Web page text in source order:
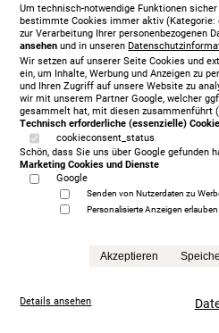
statt
Um technisch-notwendige Funktionen
bestimmte Cookies immer aktiv
zur Verarbeitung Ihrer personenbezogenen
ansehen und in unseren
Wir setzen auf unserer Seite Cookies und
ein, um Inhalte, Werbung und Anzeigen zu
und Ihren Zugriff auf unsere Website zu
wir mit unserem Partner Google, welcher
gesammelt hat, mit diesen zusammenführt
Technisch erforderliche (essenzielle)
cookieconsent_status
Schön, dass Sie uns über Google gefunden
Marketing Cookies und Dienste
Google
Senden von Nutzerdaten zu
Personalisierte Anzeigen erlauben
Akzeptieren
Details ansehen